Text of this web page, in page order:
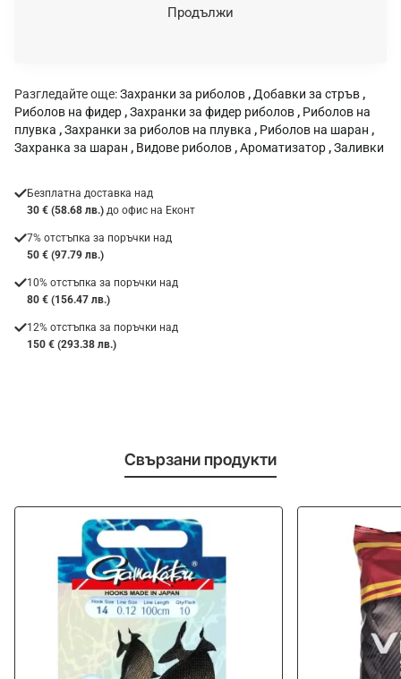
Продължи
Разгледайте още:Захранки за риболов ,Добавки за стръв ,
Риболов на фидер ,Захранки за фидер риболов , Риболов на
плувка ,Захранки за риболов на плувка , Риболов на шаран ,
Захранка за шаран , Видове риболов ,Ароматизатор ,Заливки
Безплатна доставка над
30 € (58.68 лв.) до офис на Еконт
7% отстъпка за поръчки над
50 € (97.79 лв.)
10% отстъпка за поръчки над
80 € (156.47 лв.)
12% отстъпка за поръчки над
150 € (293.38 лв.)
Свързани продукти